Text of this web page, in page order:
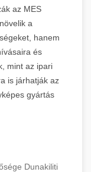
az MES
a
hanem
és
mint az ipari
is járhatják az
gyártás
Dunakiliti